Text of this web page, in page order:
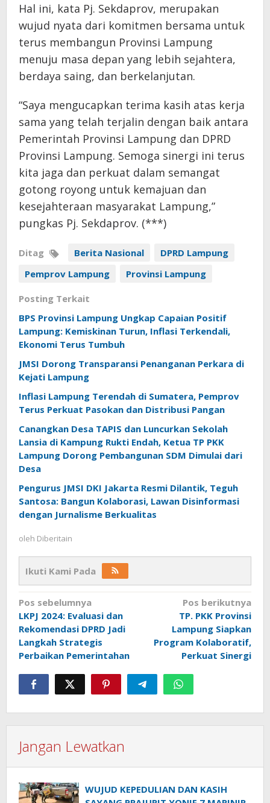
Hal ini, kata Pj. Sekdaprov, merupakan
wujud nyata dari komitmen bersama untuk
terus membangun Provinsi Lampung
menuju masa depan yang lebih sejahtera,
berdaya saing, dan berkelanjutan.
“Saya mengucapkan terima kasih atas kerja
sama yang telah terjalin dengan baik antara
Pemerintah Provinsi Lampung dan DPRD
Provinsi Lampung. Semoga sinergi ini terus
kita jaga dan perkuat dalam semangat
gotong royong untuk kemajuan dan
kesejahteraan masyarakat Lampung,”
pungkas Pj. Sekdaprov. (***)
Ditag Berita Nasional
DPRD Lampung
Pemprov Lampung
Provinsi Lampung
Posting Terkait
BPS Provinsi Lampung Ungkap Capaian Positif
Lampung: Kemiskinan Turun, Inflasi Terkendali,
Ekonomi Terus Tumbuh
JMSI Dorong Transparansi Penanganan Perkara di
Kejati Lampung
Inflasi Lampung Terendah di Sumatera, Pemprov
Terus Perkuat Pasokan dan Distribusi Pangan
Canangkan Desa TAPIS dan Luncurkan Sekolah
Lansia di Kampung Rukti Endah, Ketua TP PKK
Lampung Dorong Pembangunan SDM Dimulai dari
Desa
Pengurus JMSI DKI Jakarta Resmi Dilantik, Teguh
Santosa: Bangun Kolaborasi, Lawan Disinformasi
dengan Jurnalisme Berkualitas
oleh Diberitain
Ikuti Kami Pada
Navigasi
pos
Pos sebelumnya
LKPJ 2024: Evaluasi dan
Rekomendasi DPRD Jadi
Langkah Strategis
Perbaikan Pemerintahan
Pos berikutnya
TP. PKK Provinsi
Lampung Siapkan
Program Kolaboratif,
Perkuat Sinergi
Jangan Lewatkan
WUJUD KEPEDULIAN DAN KASIH